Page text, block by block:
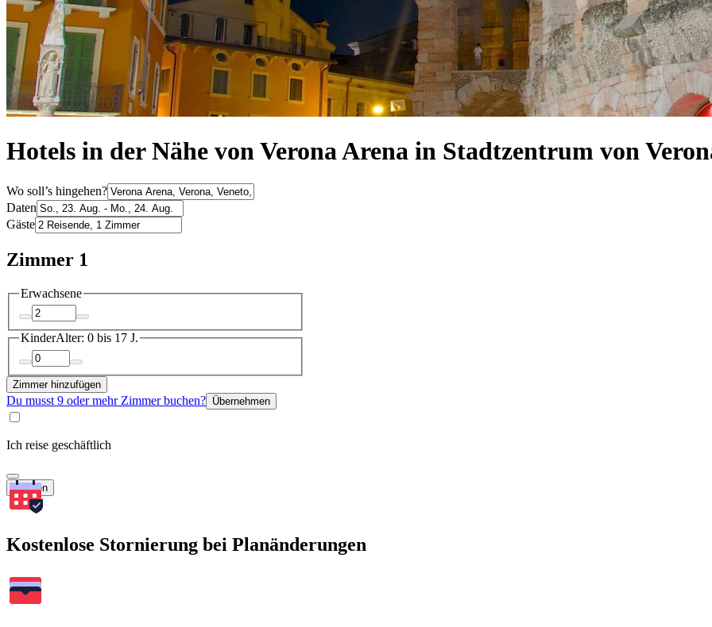
Hotels in der Nähe von Verona Arena in Stadtzentrum von
Wo soll’s hingehen?
Daten
Gäste
Zimmer 1
Erwachsene
KinderAlter: 0 bis 17 J.
Zimmer hinzufügen
Du musst 9 oder mehr Zimmer buchen? Übernehmen
Ich reise geschäftlich
Suchen
Kostenlose Stornierung bei Planänderungen